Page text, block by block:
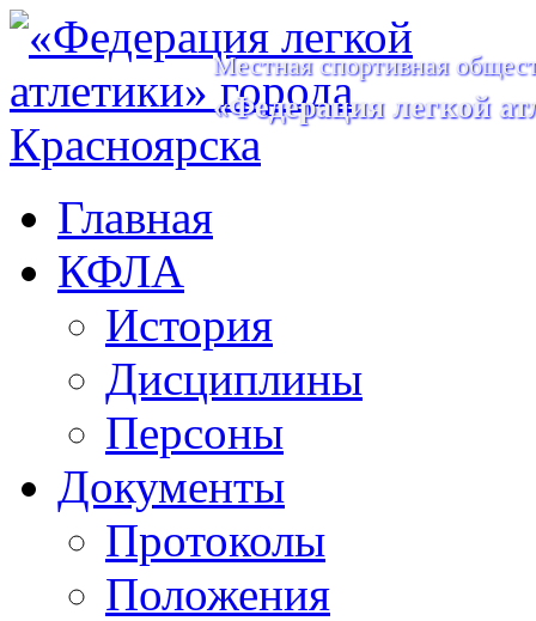
Местная спортивная
«Федерация легкой
Главная
КФЛА
История
Дисциплины
Персоны
Документы
Протоколы
Положения